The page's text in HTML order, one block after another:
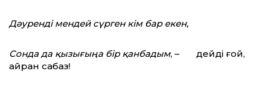
Дәуренді мендей сүрген кім бар екен,
Сонда да қызығыңа бір қанбадым, – дейді ғой,
қайран сабаз!